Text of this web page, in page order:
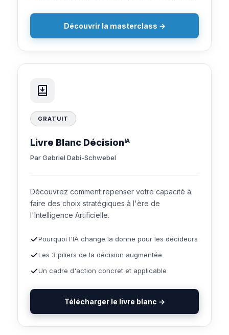
Découvrir la masterclass →
GRATUIT
Livre Blanc Décision IA
Par Gabriel Dabi-Schwebel
Découvrez comment repenser votre capacité à
faire des choix stratégiques à l'ère de
l'Intelligence Artificielle.
Pourquoi l'IA change la donne pour les décideurs
Les 3 piliers de la décision augmentée
Un cadre d'action concret et applicable
Télécharger le livre blanc →